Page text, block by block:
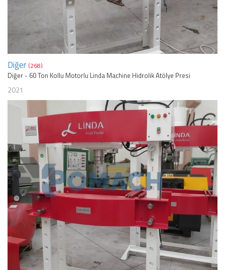
Diğer (268)
Diğer - 60 Ton Kollu Motorlu Linda Machine Hidrolik Atölye Presi
2021